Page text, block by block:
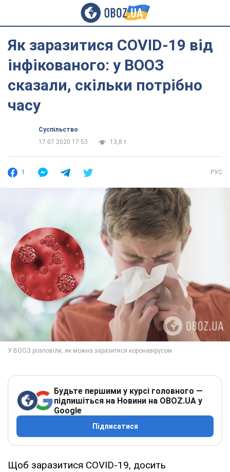
Як заразитися COVID-19 від
інфікованого: у ВООЗ
сказали, скільки потрібно
часу
Суспільство
17.07.2020 17:53
13,8 т.
1 РУС
Будьте першими у курсі головного —
підпишіться на Новини на OBOZ.UA у
Google
Підписатися
Щоб заразитися COVID-19, досить